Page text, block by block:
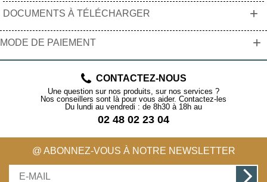
DOCUMENTS À TÉLÉCHARGER +
MODE DE PAIEMENT +
CONTACTEZ-NOUS
Une question sur nos produits, sur nos services ?
Nos conseillers sont là pour vous aider. Contactez-les
Du lundi au vendredi : de 8h30 à 18h au
02 48 02 23 04
@ ABONNEZ-VOUS À NOTRE NEWSLETTER